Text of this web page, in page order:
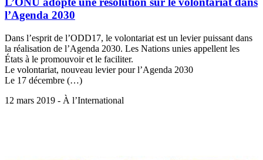
l’Agenda 2030
Dans l’esprit de l’ODD17, le volontariat est un levier puissant dans
la réalisation de l’Agenda 2030. Les Nations unies appellent les
États à le promouvoir et le faciliter.
Le volontariat, nouveau levier pour l’Agenda 2030
Le 17 décembre (…)
12 mars 2019 - À l’International